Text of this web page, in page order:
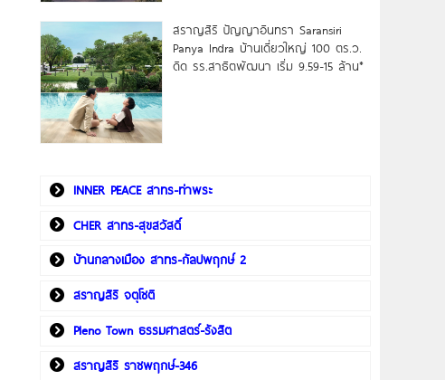
สราญสิริ ปัญญาอินทรา Saransiri
Panya Indra บ้านเดี่ยวใหญ่ 100 ตร.ว.
ดิด รร.สาธิตพัฒนา เริ่ม 9.59-15 ล้าน*
INNER PEACE สาทร-ท่าพระ
CHER สาทร-สุขสวัสดิ์
บ้านกลางเมือง สาทร-กัลปพฤกษ์ 2
สราญสิริ จตุโชติ
Pleno Town ธรรมศาสตร์-รังสิต
สราญสิริ ราชพฤกษ์-346